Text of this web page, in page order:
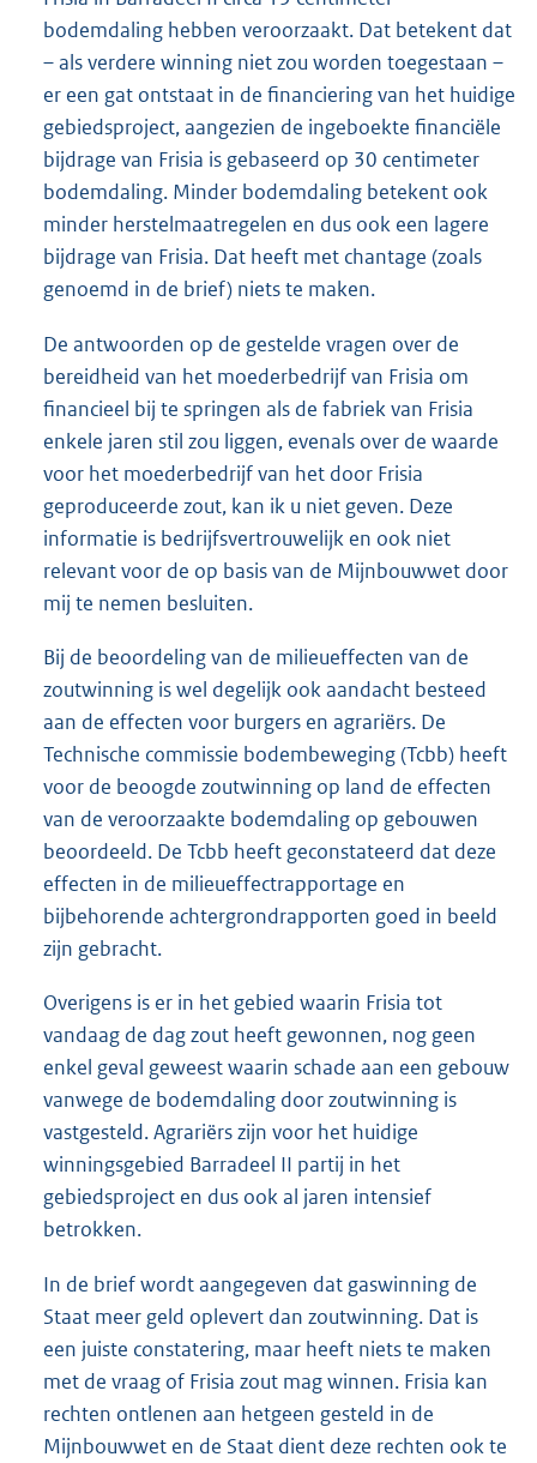
bodemdaling hebben veroorzaakt. Dat betekent dat
– als verdere winning niet zou worden toegestaan –
er een gat ontstaat in de financiering van het huidige
gebiedsproject, aangezien de ingeboekte financiële
bijdrage van Frisia is gebaseerd op 30 centimeter
bodemdaling. Minder bodemdaling betekent ook
minder herstelmaatregelen en dus ook een lagere
bijdrage van Frisia. Dat heeft met chantage (zoals
genoemd in de brief) niets te maken.
De antwoorden op de gestelde vragen over de
bereidheid van het moederbedrijf van Frisia om
financieel bij te springen als de fabriek van Frisia
enkele jaren stil zou liggen, evenals over de waarde
voor het moederbedrijf van het door Frisia
geproduceerde zout, kan ik u niet geven. Deze
informatie is bedrijfsvertrouwelijk en ook niet
relevant voor de op basis van de Mijnbouwwet door
mij te nemen besluiten.
Bij de beoordeling van de milieueffecten van de
zoutwinning is wel degelijk ook aandacht besteed
aan de effecten voor burgers en agrariërs. De
Technische commissie bodembeweging (Tcbb) heeft
voor de beoogde zoutwinning op land de effecten
van de veroorzaakte bodemdaling op gebouwen
beoordeeld. De Tcbb heeft geconstateerd dat deze
effecten in de milieueffectrapportage en
bijbehorende achtergrondrapporten goed in beeld
zijn gebracht.
Overigens is er in het gebied waarin Frisia tot
vandaag de dag zout heeft gewonnen, nog geen
enkel geval geweest waarin schade aan een gebouw
vanwege de bodemdaling door zoutwinning is
vastgesteld. Agrariërs zijn voor het huidige
winningsgebied Barradeel II partij in het
gebiedsproject en dus ook al jaren intensief
betrokken.
In de brief wordt aangegeven dat gaswinning de
Staat meer geld oplevert dan zoutwinning. Dat is
een juiste constatering, maar heeft niets te maken
met de vraag of Frisia zout mag winnen. Frisia kan
rechten ontlenen aan hetgeen gesteld in de
Mijnbouwwet en de Staat dient deze rechten ook te